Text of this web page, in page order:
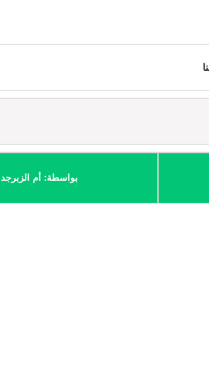
بواسطة: أم الزبرجد